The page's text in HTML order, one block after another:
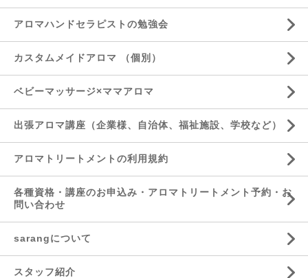
アロマハンドセラピストの勉強会
カスタムメイドアロマ （個別）
ベビーマッサージ×ママアロマ
出張アロマ講座（企業様、自治体、福祉施設、学校など）
アロマトリートメントの利用規約
各種資格・講座のお申込み・アロマトリートメント予約・お
問い合わせ
sarangについて
スタッフ紹介